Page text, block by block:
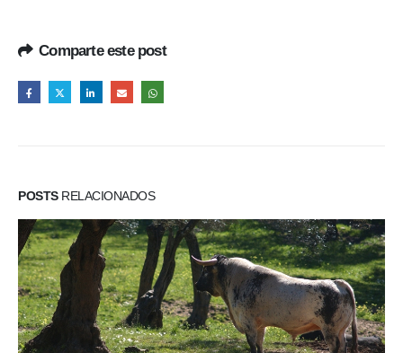
Comparte este post
POSTSRELACIONADOS